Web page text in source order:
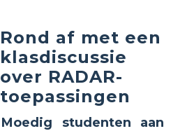
Rond af met een
klasdiscussie
over RADAR-
toepassingen
Moedig studenten aan